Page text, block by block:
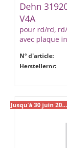
Dehn
V4A
pour rd/rd,
avec plaque
N° d'article:
Herstellernr:
Jusqu'à 30 juin 2027 %